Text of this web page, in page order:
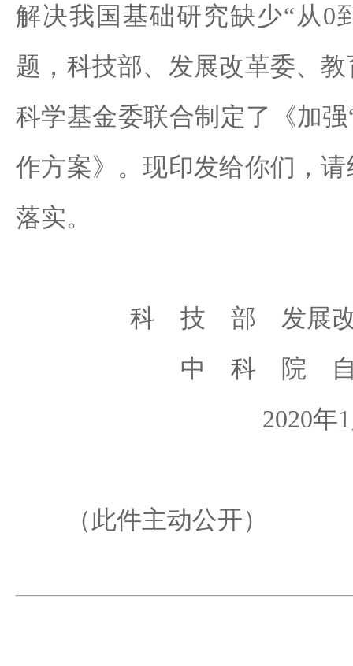
解决我国基础研究缺少“从0
题，科技部、发展改革委、
科学基金委联合制定了《加
作方案》。现印发给你们，
落实。
科 技 部 发展
中 科 院 自
2020年
（此件主动公开）